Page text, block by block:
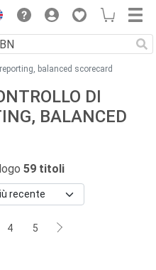
balanced scorecard
DI
BALANCED
59 titoli
4 5